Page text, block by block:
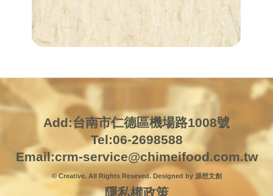
Add:台南市仁德區機場路1008號
Tel:06-2698588
Email:crm-service@chimeifood.com.tw
© Creative. All Rights Reseved. Designed by 源想文創
隱私權政策